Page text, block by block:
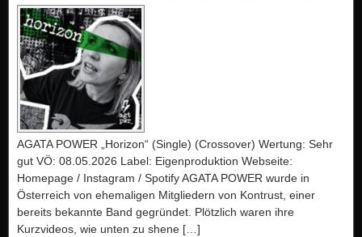
AGATA POWER „Horizon“ (Single) (Crossover) Wertung: Sehr
gut VÖ: 08.05.2026 Label: Eigenproduktion Webseite:
Homepage / Instagram / Spotify AGATA POWER wurde in
Österreich von ehemaligen Mitgliedern von Kontrust, einer
bereits bekannte Band gegründet. Plötzlich waren ihre
Kurzvideos, wie unten zu shene […]